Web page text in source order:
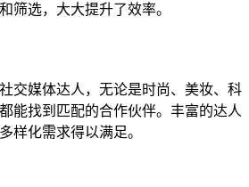
筛选，大大提升了效率。
交媒体达人，无论是时尚、美妆、科
能找到匹配的合作伙伴。丰富的达人
样化需求得以满足。